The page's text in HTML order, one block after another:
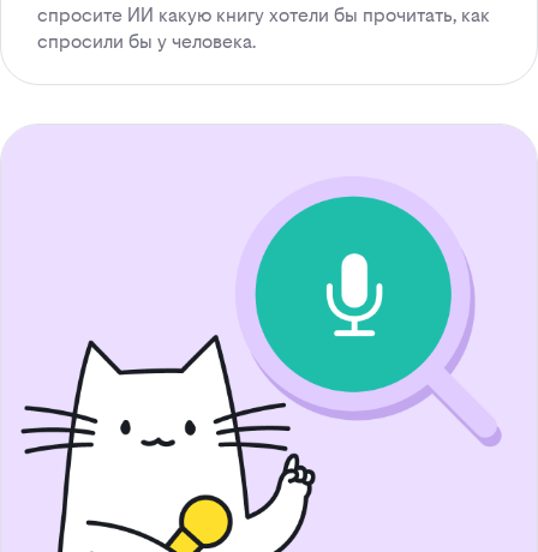
спросите ИИ какую книгу хотели бы прочитать, как
спросили бы у человека.